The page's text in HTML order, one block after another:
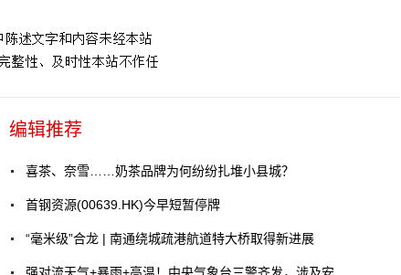
编辑推荐
喜茶、奈雪……奶茶品牌为何纷纷扎堆小县城？
首钢资源(00639.HK)今早短暂停牌
“毫米级”合龙 | 南通绕城疏港航道特大桥取得新进展
强对流天气+暴雨+高温！中央气象台三警齐发，涉及安